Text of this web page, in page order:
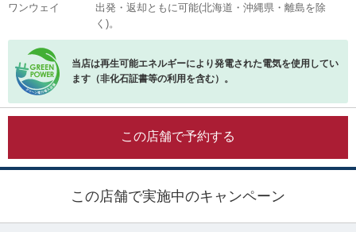
ワンウェイ
出発・返却ともに可能(北海道・沖縄県・離島を除
く)。
当店は再生可能エネルギーにより発電された電気を使用してい
ます（非化石証書等の利用を含む）。
この店舗で予約する
この店舗で実施中のキャンペーン